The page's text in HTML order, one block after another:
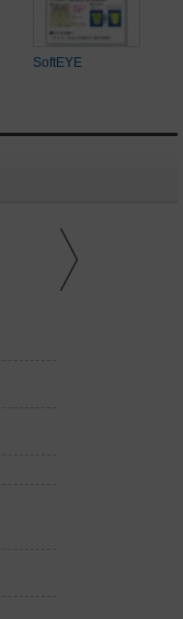
SoftEYE